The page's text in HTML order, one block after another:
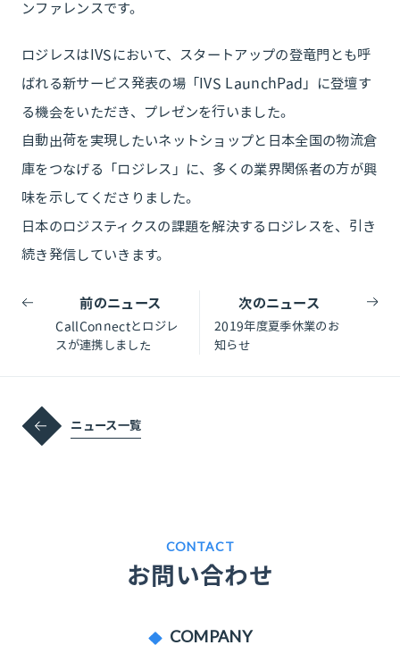
ンファレンスです。
ロジレスはIVSにおいて、スタートアップの登竜門とも呼
ばれる新サービス発表の場「IVS LaunchPad」に登壇す
る機会をいただき、プレゼンを行いました。
自動出荷を実現したいネットショップと日本全国の物流倉
庫をつなげる「ロジレス」に、多くの業界関係者の方が興
味を示してくださりました。
日本のロジスティクスの課題を解決するロジレスを、引き
続き発信していきます。
前のニュース
CallConnectとロジレ
スが連携しました
次のニュース
2019年度夏季休業のお
知らせ
ニュース一覧
CONTACT
お問い合わせ
COMPANY